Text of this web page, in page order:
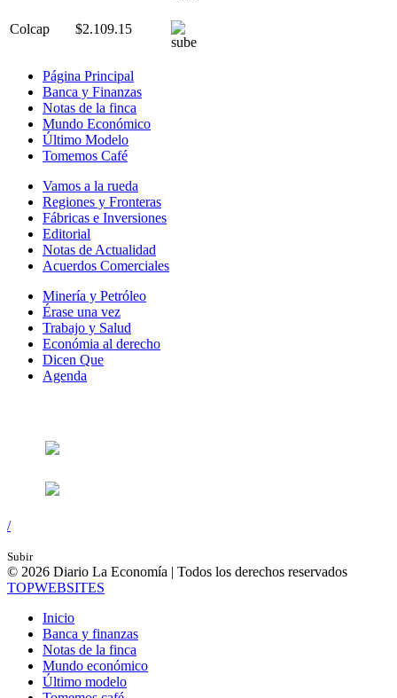
Colcap $2.109.15
Página Principal
Banca y Finanzas
Notas de la finca
Mundo Económico
Último Modelo
Tomemos Café
Vamos a la rueda
Regiones y Fronteras
Fábricas e Inversiones
Editorial
Notas de Actualidad
Acuerdos Comerciales
Minería y Petróleo
Érase una vez
Trabajo y Salud
Económia al derecho
Dicen Que
Agenda
/
Subir
© 2026 Diario La Economía | Todos los derechos reservados
TOPWEBSITES
Inicio
Banca y finanzas
Notas de la finca
Mundo económico
Último modelo